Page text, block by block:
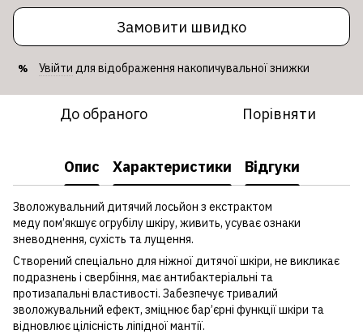
Замовити швидко
% Увійти для відображення накопичувальної знижки
До обраного Порівняти
Опис Характеристики Відгуки
Зволожувальний дитячий лосьйон з екстрактом
меду пом’якшує огрубілу шкіру, живить, усуває ознаки
зневоднення, сухість та лущення.
Створений спеціально для ніжної дитячої шкіри, не викликає
подразнень і свербіння, має антибактеріальні та
протизапальні властивості. Забезпечує тривалий
зволожувальний ефект, зміцнює бар’єрні функції шкіри та
відновлює цілісність ліпідної мантії.